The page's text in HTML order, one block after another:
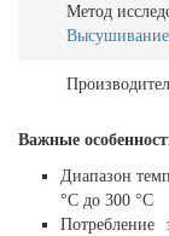
Метод
Высушивание
Важные
Диапазон
°C до 300 °C